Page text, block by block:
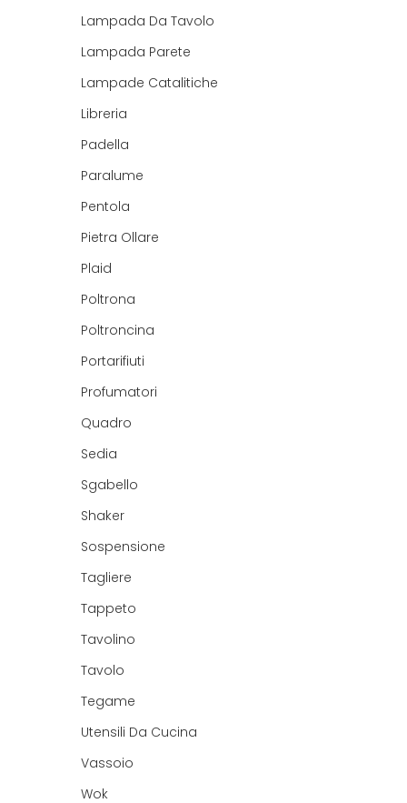
Lampada Da Tavolo
Lampada Parete
Lampade Catalitiche
Libreria
Padella
Paralume
Pentola
Pietra Ollare
Plaid
Poltrona
Poltroncina
Portarifiuti
Profumatori
Quadro
Sedia
Sgabello
Shaker
Sospensione
Tagliere
Tappeto
Tavolino
Tavolo
Tegame
Utensili Da Cucina
Vassoio
Wok